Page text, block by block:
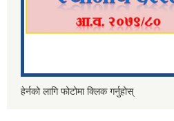
हेर्नको लागि फोटोमा क्लिक गर्नुहोस्